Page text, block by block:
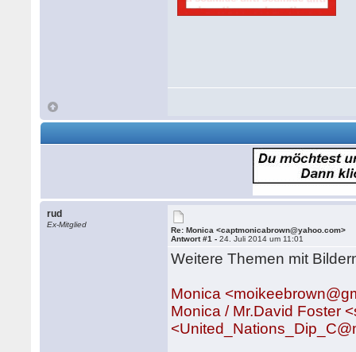
rud
Ex-Mitglied
Re: Monica <captmonicabrown@yahoo.com>
Antwort #1 -24. Juli 2014 um 11:01
Weitere Themen mit
Monica
Monica / Mr.David Foster